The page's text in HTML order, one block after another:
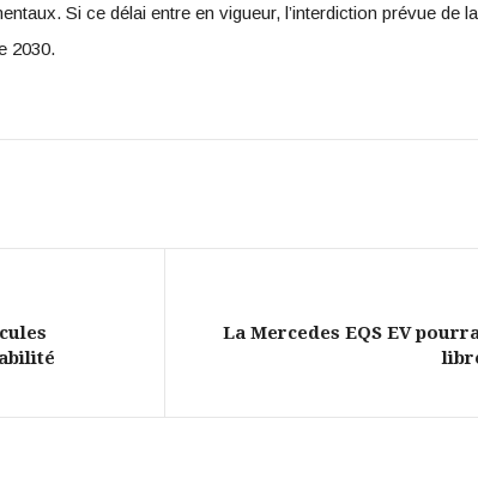
Si ce délai entre en vigueur, l’interdiction prévue de
2030.
La Mercedes EQS EV